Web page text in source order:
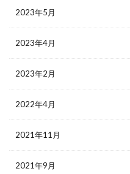
2023年5月
2023年4月
2023年2月
2022年4月
2021年11月
2021年9月